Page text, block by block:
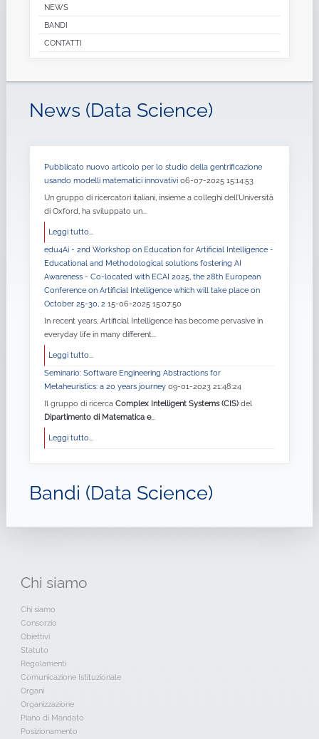
NEWS
BANDI
CONTATTI
News (Data Science)
Pubblicato nuovo articolo per lo studio della gentrificazione
usando modelli matematici innovativi 06-07-2025 15:14:53
Un gruppo di ricercatori italiani, insieme a colleghi dell’Università
di Oxford, ha sviluppato un...
Leggi tutto...
edu4Ai - 2nd Workshop on Education for Artificial Intelligence -
Educational and Methodological solutions fostering AI
Awareness - Co-located with ECAI 2025, the 28th European
Conference on Artificial Intelligence which will take place on
October 25-30, 2 15-06-2025 15:07:50
In recent years, Artificial Intelligence has become pervasive in
everyday life in many different...
Leggi tutto...
Seminario: Software Engineering Abstractions for
Metaheuristics: a 20 years journey 09-01-2023 21:48:24
Il gruppo di ricerca Complex Intelligent Systems (CIS)del
Dipartimento di Matematica e...
Leggi tutto...
Bandi (Data Science)
Chi siamo
Chi siamo
Consorzio
Obiettivi
Statuto
Regolamenti
Comunicazione Istituzionale
Organi
Organizzazione
Piano di Mandato
Posizionamento